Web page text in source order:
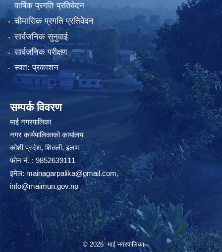
वार्षिक प्रगति प्रतिवेदन
चौमासिक प्रगति प्रतिवेदन
सार्वजनिक सुनुवाई
सार्वजनिक परीक्षण
स्वत: प्रकाशन
सम्पर्क विवरण
माई नगरपालिका
नगर कार्यपालिकाको कार्यालय
कोशी प्रदेश, शितली, इलाम
फोन नं. : 9852639111
इमेल:mainagarpalika@gmail.com,
info@maimun.gov.np
© 2026 माई नगरपालिका